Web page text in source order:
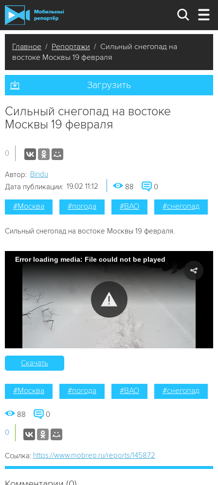
Главное / Репортажи / Сильный снегопад на
востоке Москвы 19 февраля
Загрузить
Сильный снегопад на востоке
Москвы 19 февраля
0
Автор: Bindu
Дата публикации: 19.02 11:12 88 0
#Москва #погода #ВАО #снегопад
Сильный снегопад на востоке Москвы 19 февраля.
Error loading media: File could not be played
Скачать
#Москва #погода #ВАО #снегопад
88 0
0
Ссылка: https://www.mobrep.ru/reports/145872